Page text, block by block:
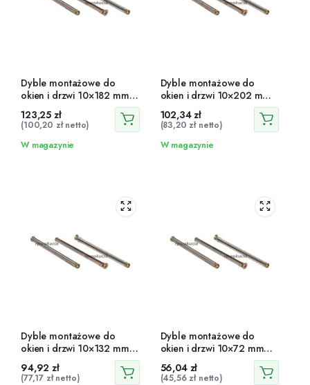
Dyble montażowe do
okien i drzwi 10×182 mm
100 szt.
123,25 zł
(100,20 złnetto)
W magazynie
Dyble montażowe do
okien i drzwi 10×202 mm
100 szt.
102,34zł
(83,20 złnetto)
W magazynie
Dyble montażowe do
okien i drzwi 10×132 mm
100 szt.
94,92zł
(77,17 złnetto)
Dyble montażowe do
okien i drzwi 10×72 mm
100 szt.
56,04 zł
(45,56 złnetto)